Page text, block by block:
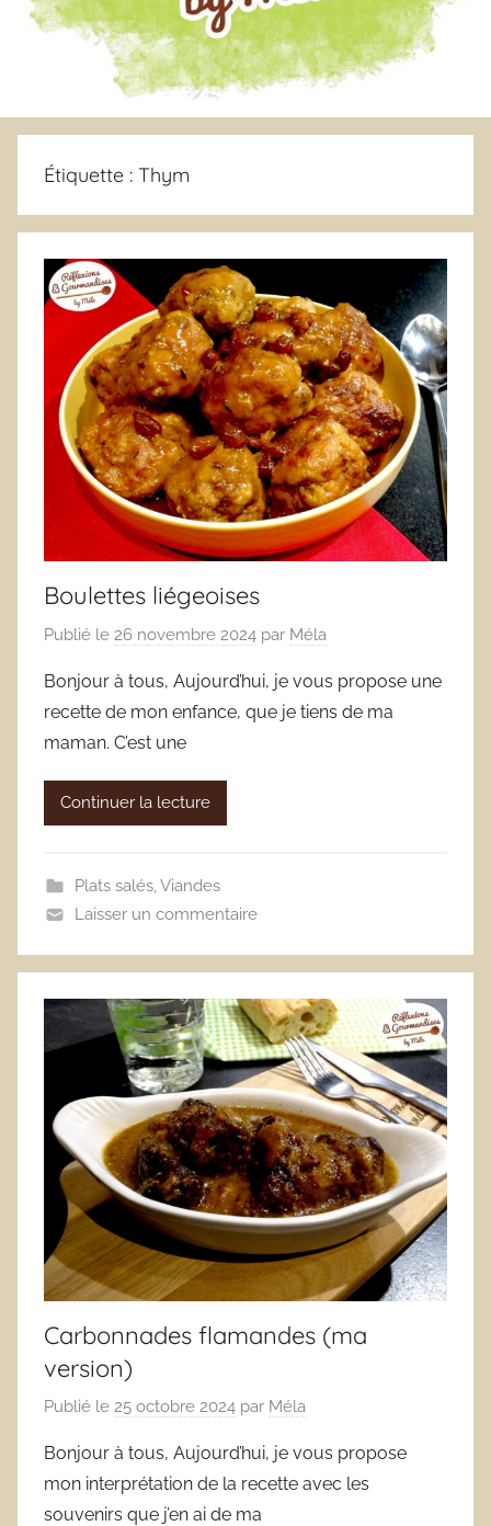
Étiquette : Thym
Boulettes liégeoises
Publié le 26 novembre 2024 par Méla
Bonjour à tous, Aujourd’hui, je vous propose une
recette de mon enfance, que je tiens de ma
maman. C’est une
Continuer la lecture
Plats salés, Viandes
Laisser un commentaire
Carbonnades flamandes (ma
version)
Publié le 25 octobre 2024 par Méla
Bonjour à tous, Aujourd’hui, je vous propose
mon interprétation de la recette avec les
souvenirs que j’en ai de ma